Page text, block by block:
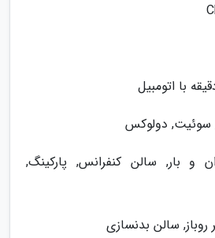
و بار, سالن کنفرانس, پارکینگ,
سالن بدنسازی